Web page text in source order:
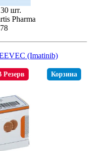
шт.
Pharma
(Imatinib)
Резерв Корзина